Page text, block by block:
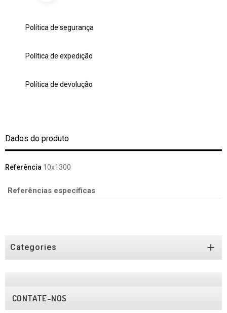
Política de segurança
Política de expedição
Política de devolução
Dados do produto
Referência 10x1300
Referências específicas
Categories 
CONTATE-NOS